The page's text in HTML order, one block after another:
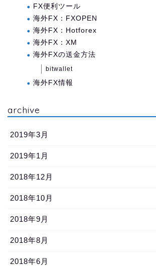
FX便利ツール
海外FX：FXOPEN
海外FX：Hotforex
海外FX：XM
海外FXの送金方法
bitwallet
海外FX情報
archive
2019年3月
2019年1月
2018年12月
2018年10月
2018年9月
2018年8月
2018年6月